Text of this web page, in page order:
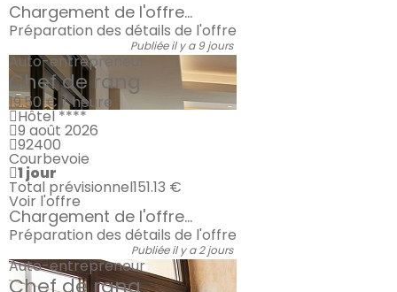
Chargement de l'offre...
Préparation des détails de l'offre
Publiée il y a 9 jours
Auto-entrepreneur
Chef de rang
19.50 € / heure
Hôtel ****
9 août 2026
92400
Courbevoie
1 jour
Total prévisionnel151.13 €
Voir l'offre
Chargement de l'offre...
Préparation des détails de l'offre
Publiée il y a 2 jours
Auto-entrepreneur
Chef de rang